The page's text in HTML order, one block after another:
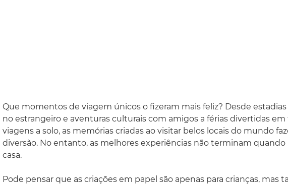
Que momentos de viagem únicos o fizeram mais feliz? Desde
no estrangeiro e aventuras culturais com amigos a férias divertidas em
viagens a solo, as memórias criadas ao visitar belos locais do mundo
diversão. No entanto, as melhores experiências não terminam quando
casa.
Pode pensar que as criações em papel são apenas para crianças, mas